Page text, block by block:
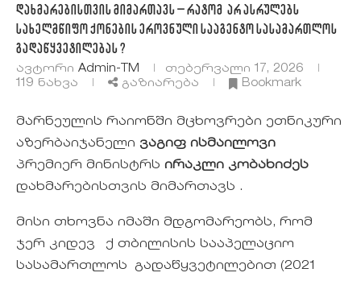
დახმარებისთვის მიმართავს – რატომ არ ასრულებს
სახელმწიფო ქონების ეროვნული სააგენტო სასამართლოს
გადაწყვეტილებას ?
ავტორი Admin-TM
თებერვალი 17, 2026
119 ნახვა გაზიარება Bookmark
მარნეულის რაიონში მცხოვრები ეთნიკური
აზერბაიჯანელი ვაგიფ ისმაილოვი
პრემიერ მინისტრს ირაკლი კობახიძეს
დახმარებისთვის მიმართავს .
მისი თხოვნა იმაში მდგომარეობს, რომ
ჯერ კიდევ ქ თბილისის სააპელაციო
სასამართლოს გადაწყვეტილებით (2021